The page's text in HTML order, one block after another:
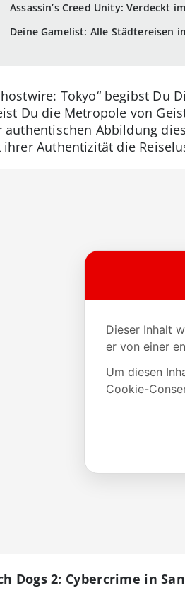
Assassin’s Creed Unity: Verdeckt
Deine Gamelist: Alle Städtereisen
Tokyo“ begibst Du
Du die Metropole von
authentischen Abbildung
ihrer Authentizität die
Dogs 2: Cybercrime in